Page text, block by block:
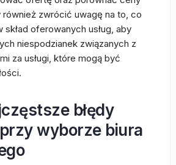
zwrócić uwagę na to, co
skład oferowanych usług, aby
niespodzianek związanych z
za usługi, które mogą być
błędy
przy wyborze biura